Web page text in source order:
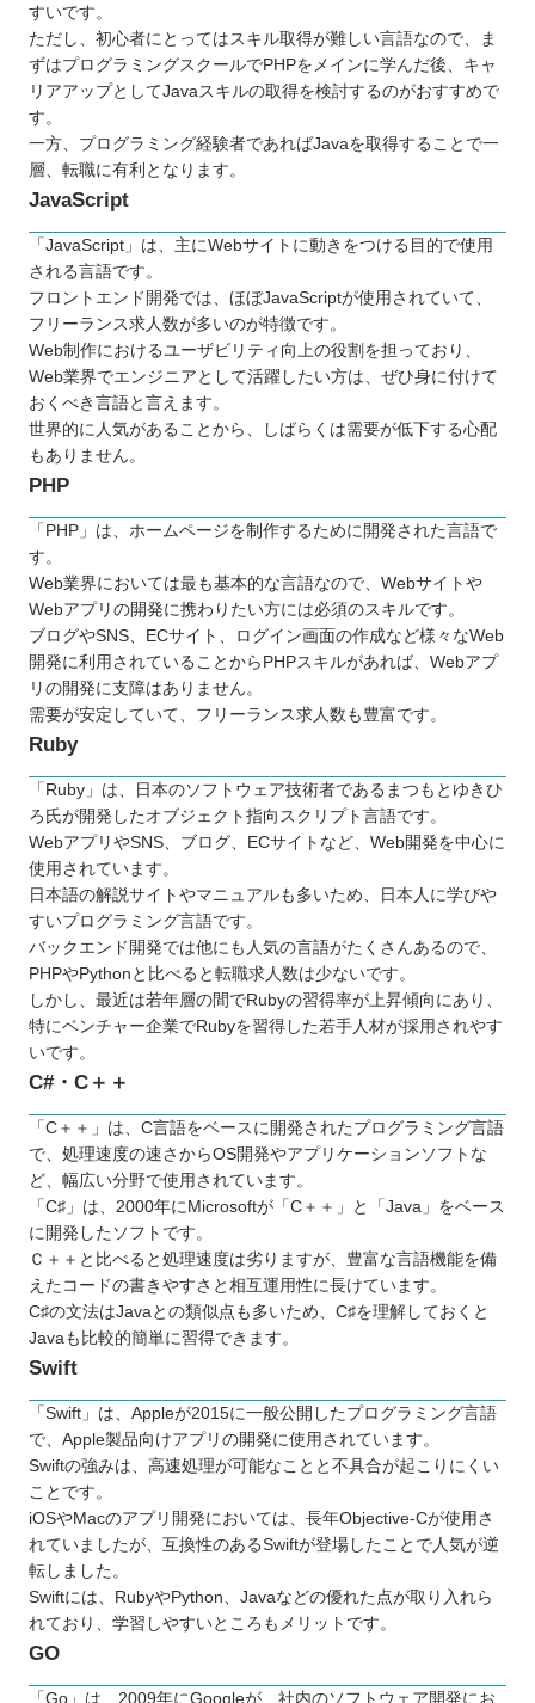
すいです。
ただし、初心者にとってはスキル取得が難しい言語なので、ま
ずはプログラミングスクールでPHPをメインに学んだ後、キャ
リアアップとしてJavaスキルの取得を検討するのがおすすめで
す。
一方、プログラミング経験者であればJavaを取得することで一
層、転職に有利となります。
JavaScript
「JavaScript」は、主にWebサイトに動きをつける目的で使用
される言語です。
フロントエンド開発では、ほぼJavaScriptが使用されていて、
フリーランス求人数が多いのが特徴です。
Web制作におけるユーザビリティ向上の役割を担っており、
Web業界でエンジニアとして活躍したい方は、ぜひ身に付けて
おくべき言語と言えます。
世界的に人気があることから、しばらくは需要が低下する心配
もありません。
PHP
「PHP」は、ホームページを制作するために開発された言語で
す。
Web業界においては最も基本的な言語なので、Webサイトや
Webアプリの開発に携わりたい方には必須のスキルです。
ブログやSNS、ECサイト、ログイン画面の作成など様々なWeb
開発に利用されていることからPHPスキルがあれば、Webアプ
リの開発に支障はありません。
需要が安定していて、フリーランス求人数も豊富です。
Ruby
「Ruby」は、日本のソフトウェア技術者であるまつもとゆきひ
ろ氏が開発したオブジェクト指向スクリプト言語です。
WebアプリやSNS、ブログ、ECサイトなど、Web開発を中心に
使用されています。
日本語の解説サイトやマニュアルも多いため、日本人に学びや
すいプログラミング言語です。
バックエンド開発では他にも人気の言語がたくさんあるので、
PHPやPythonと比べると転職求人数は少ないです。
しかし、最近は若年層の間でRubyの習得率が上昇傾向にあり、
特にベンチャー企業でRubyを習得した若手人材が採用されやす
いです。
C#・C＋＋
「C＋＋」は、C言語をベースに開発されたプログラミング言語
で、処理速度の速さからOS開発やアプリケーションソフトな
ど、幅広い分野で使用されています。
「C♯」は、2000年にMicrosoftが「C＋＋」と「Java」をベース
に開発したソフトです。
Ｃ＋＋と比べると処理速度は劣りますが、豊富な言語機能を備
えたコードの書きやすさと相互運用性に長けています。
C♯の文法はJavaとの類似点も多いため、C♯を理解しておくと
Javaも比較的簡単に習得できます。
Swift
「Swift」は、Appleが2015に一般公開したプログラミング言語
で、Apple製品向けアプリの開発に使用されています。
Swiftの強みは、高速処理が可能なことと不具合が起こりにくい
ことです。
iOSやMacのアプリ開発においては、長年Objective-Cが使用さ
れていましたが、互換性のあるSwiftが登場したことで人気が逆
転しました。
Swiftには、RubyやPython、Javaなどの優れた点が取り入れら
れており、学習しやすいところもメリットです。
GO
「Go」は、2009年にGoogleが、社内のソフトウェア開発にお